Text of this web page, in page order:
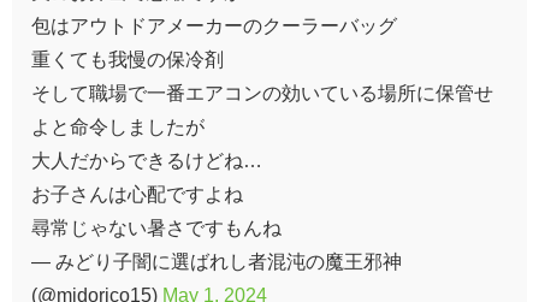
包はアウトドアメーカーのクーラーバッグ
重くても我慢の保冷剤
そして職場で一番エアコンの効いている場所に保管せ
よと命令しましたが
大人だからできるけどね…
お子さんは心配ですよね
尋常じゃない暑さですもんね
— みどり子闇に選ばれし者混沌の魔王邪神
(@midorico15) May 1, 2024